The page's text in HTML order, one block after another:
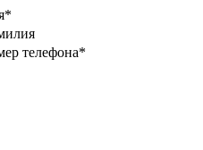
телефона*